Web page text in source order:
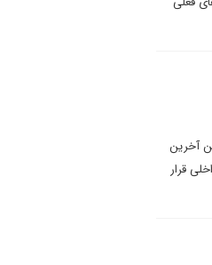
آخرین
قرار